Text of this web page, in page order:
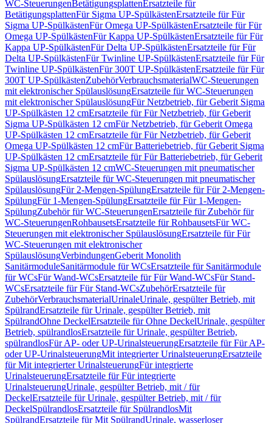
WC-SteuerungenBetätigungsplattenErsatzteile für
BetätigungsplattenFür Sigma UP-SpülkästenErsatzteile für Für
Sigma UP-SpülkästenFür Omega UP-SpülkästenErsatzteile für Für
Omega UP-SpülkästenFür Kappa UP-SpülkästenErsatzteile für Für
Kappa UP-SpülkästenFür Delta UP-SpülkästenErsatzteile für Für
Delta UP-SpülkästenFür Twinline UP-SpülkästenErsatzteile für Für
Twinline UP-SpülkästenFür 300T UP-SpülkästenErsatzteile für Für
300T UP-SpülkästenZubehörVerbrauchsmaterialWC-Steuerungen
mit elektronischer SpülauslösungErsatzteile für WC-Steuerungen
mit elektronischer SpülauslösungFür Netzbetrieb, für Geberit Sigma
UP-Spülkästen 12 cmErsatzteile für Für Netzbetrieb, für Geberit
Sigma UP-Spülkästen 12 cmFür Netzbetrieb, für Geberit Omega
UP-Spülkästen 12 cmErsatzteile für Für Netzbetrieb, für Geberit
Omega UP-Spülkästen 12 cmFür Batteriebetrieb, für Geberit Sigma
UP-Spülkästen 12 cmErsatzteile für Für Batteriebetrieb, für Geberit
Sigma UP-Spülkästen 12 cmWC-Steuerungen mit pneumatischer
SpülauslösungErsatzteile für WC-Steuerungen mit pneumatischer
SpülauslösungFür 2-Mengen-SpülungErsatzteile für Für 2-Mengen-
SpülungFür 1-Mengen-SpülungErsatzteile für Für 1-Mengen-
SpülungZubehör für WC-SteuerungenErsatzteile für Zubehör für
WC-SteuerungenRohbausetsErsatzteile für RohbausetsFür WC-
Steuerungen mit elektronischer SpülauslösungErsatzteile für Für
WC-Steuerungen mit elektronischer
SpülauslösungVerbindungenGeberit Monolith
SanitärmoduleSanitärmodule für WCsErsatzteile für Sanitärmodule
für WCsFür Wand-WCsErsatzteile für Für Wand-WCsFür Stand-
WCsErsatzteile für Für Stand-WCsZubehörErsatzteile für
ZubehörVerbrauchsmaterialUrinaleUrinale, gespülter Betrieb, mit
SpülrandErsatzteile für Urinale, gespülter Betrieb, mit
SpülrandOhne DeckelErsatzteile für Ohne DeckelUrinale, gespülter
Betrieb, spülrandlosErsatzteile für Urinale, gespülter Betrieb,
spülrandlosFür AP- oder UP-UrinalsteuerungErsatzteile für Für AP-
oder UP-UrinalsteuerungMit integrierter UrinalsteuerungErsatzteile
für Mit integrierter UrinalsteuerungFür integrierte
UrinalsteuerungErsatzteile für Für integrierte
UrinalsteuerungUrinale, gespülter Betrieb, mit / für
DeckelErsatzteile für Urinale, gespülter Betrieb, mit / für
DeckelSpülrandlosErsatzteile für SpülrandlosMit
SpülrandErsatzteile für Mit SpülrandUrinale, wasserloser